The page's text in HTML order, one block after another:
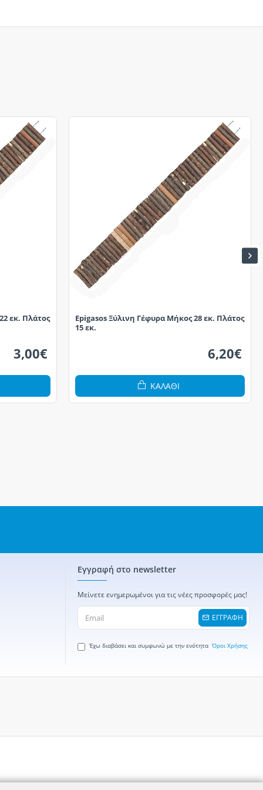
εκ. Πλάτος
3,00€
Epigasos Ξύλινη Γέφυρα Μήκος 28 εκ. Πλάτος
15 εκ.
6,20€
ΚΑΛΆΘΙ
Εγγραφή στο newsletter
Μείνετε ενημερωμένοι για τις νέες προσφορές μας!
ΕΓΓΡΑΦΗ
Έχω διαβάσει και συμφωνώ με την ενότητα Όροι Χρήσης